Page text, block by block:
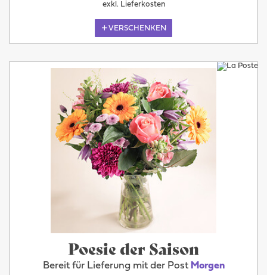
exkl. Lieferkosten
VERSCHENKEN
Poesie der Saison
Bereit für Lieferung mit der Post Morgen